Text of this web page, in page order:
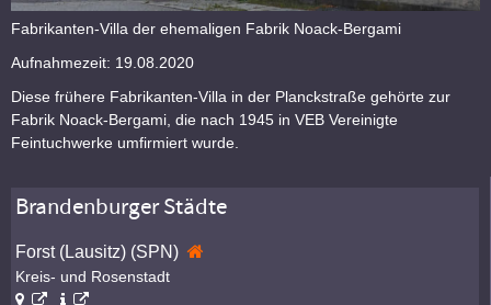
Fabrikanten-Villa der ehemaligen Fabrik Noack-Bergami
Aufnahmezeit: 19.08.2020
Diese frühere Fabrikanten-Villa in der Planckstraße gehörte zur
Fabrik Noack-Bergami, die nach 1945 in VEB Vereinigte
Feintuchwerke umfirmiert wurde.
Brandenburger Städte
Forst (Lausitz) (SPN)
Kreis- und Rosenstadt